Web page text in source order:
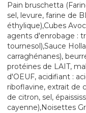
Pain bruschetta
sel, levure, farine de
éthylique),Cubes
agents d'enrobage :
tournesol),Sauce
carraghénanes),
protéines de LAIT,
d'OEUF, acidifiant :
riboflavine, extrait de
de citron, sel,
cayenne),Noisettes